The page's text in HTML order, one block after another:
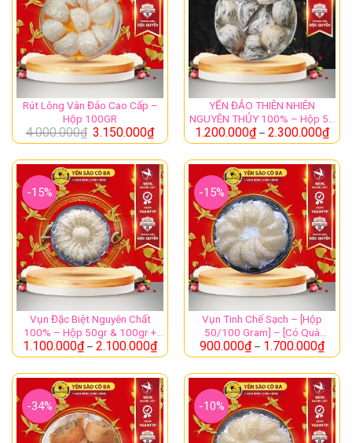
hộp 100gr/hộp 50gr/ hộp 30gr có tặng quà chưng+nhíp.
THÔNG TIN CHI TIẾT SẢN PHẨM
Chân yến Cồ thô
Trọng
lượng
50gr – 100gr
Bộ
sản
phẩm
50gr – 100gr chân yến thô ít lông trắng đẹp
1 hộp Đường
1 Túi Táo Đỏ
1 Túi Hạt Chia Úc
1 Nhíp rút lông yến chuyên dụng
Đặc
.Chân yến thô c1 là loại chân trắng ít lông
không phân rêu, chân ngắn nhưng độ dai của
Rút Lông Vân Đảo Cao Cấp –
Hộp 100GR
4.000.000₫ 3.150.000₫
YẾN ĐẢO THIÊN NHIÊN
NGUYÊN THỦY 100% – Hộp 50
& 100GR
1.200.000₫– 2.300.000₫
-15%
Vụn Đặc Biệt Nguyên Chất
100% – Hộp 50gr & 100gr +
Quà .
1.100.000₫– 2.100.000₫
-15%
Vụn Tinh Chế Sạch – [Hộp
50/100 Gram] – [Có Quà
Chưng ] – YẾN SÀO CÔ BA
900.000₫– 1.700.000₫
-34% -10%